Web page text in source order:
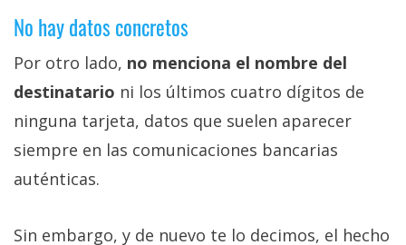
No hay datos concretos
Por otro lado, no menciona el nombre del
destinatario ni los últimos cuatro dígitos de
ninguna tarjeta, datos que suelen aparecer
siempre en las comunicaciones bancarias
auténticas.
Sin embargo, y de nuevo te lo decimos, el hecho